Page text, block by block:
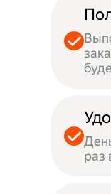
раз